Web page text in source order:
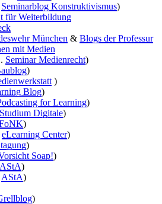
Seminarblog Konstruktivismus)
für Weiterbildung
München & Blogs der Professur
mit Medien
Seminar Medienrecht)
)
)
Blog)
for Learning)
Studium Digitale)
)
eLearning Center)
)
Soap!)
AStA)
AStA)
)